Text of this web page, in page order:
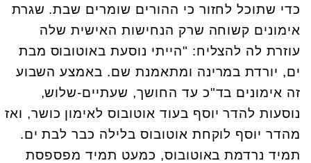
כדי שתוכל לחזור כי ההורים שומרים שבת. שגרת
אימונים קשוחה שרק הנחישות האישית שלה
עוזרת לה להצליח: "הייתי נוסעת באוטובוס מבת
ים, יורדת במרינה ומתאמנת שם. באמצע השבוע
זה אימונים בד"כ עד החושך, שעתיים-שלוש,
נוסעות להדר יוסף בעוד אוטובוס לאימון כושר, ואז
מהדר יוסף לוקחת אוטובוס בלילה כבר לבת ים.
תמיד נרדמת באוטובוס, כמעט תמיד מפספסת